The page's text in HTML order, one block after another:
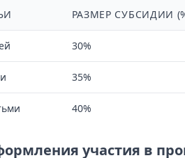
РАЗМЕР СУБСИДИИ
30%
35%
40%
участия в